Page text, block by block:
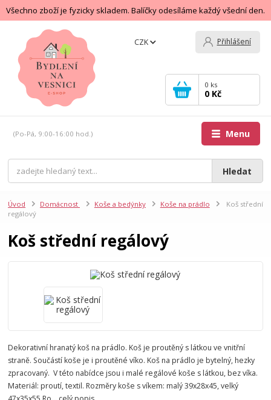
Všechno zboží je fyzicky skladem. Balíčky odesíláme každý všední den.
Menu
CZK Přihlášení
Hledat
(Po-Pá, 9:00-16:00 hod.)
0 ks
0 Kč
Úvod Domácnost Koše a bedýnky Koše na prádlo
Koš střední
regálový
Koš střední regálový
Dekorativní hranatý koš na prádlo. Koš je proutěný s látkou ve vnitřní
straně. Součástí koše je i proutěné víko. Koš na prádlo je bytelný, hezky
zpracovaný. V této nabídce jsou i malé regálové koše s látkou, bez víka.
Materiál: proutí, textil. Rozměry koše s víkem: malý 39x28x45, velký